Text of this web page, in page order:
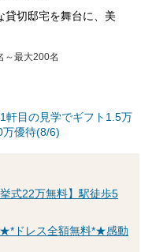
貸切邸宅を舞台に、美
～最大200名
軒目の見学でギフト1.5万
万優待(8/6)
式22万無料】駅徒歩5
ドレス全額無料*★感動